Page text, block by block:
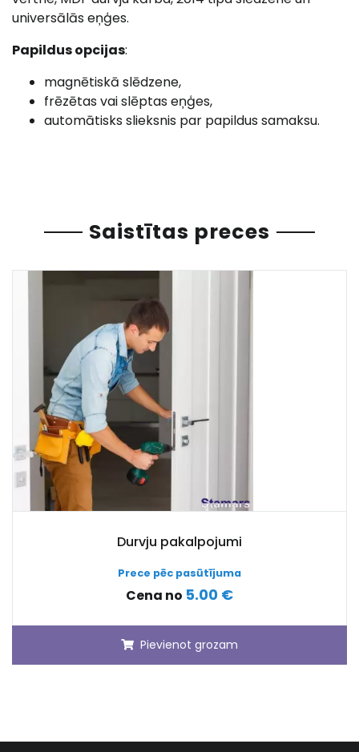
universālās eņģes.
Papildus opcijas:
magnētiskā slēdzene,
frēzētas vai slēptas eņģes,
automātisks slieksnis par papildus samaksu.
Saistītas preces
Durvju pakalpojumi
Prece pēc pasūtījuma
Cena no 5.00 €
Pievienot grozam